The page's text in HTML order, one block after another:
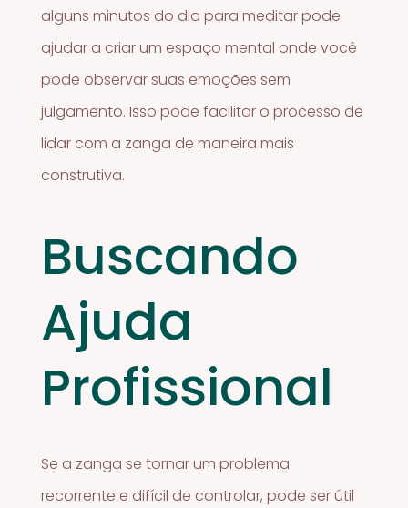
alguns minutos do dia para meditar pode
ajudar a criar um espaço mental onde você
pode observar suas emoções sem
julgamento. Isso pode facilitar o processo de
lidar com a zanga de maneira mais
construtiva.
Buscando
Ajuda
Profissional
Se a zanga se tornar um problema
recorrente e difícil de controlar, pode ser útil